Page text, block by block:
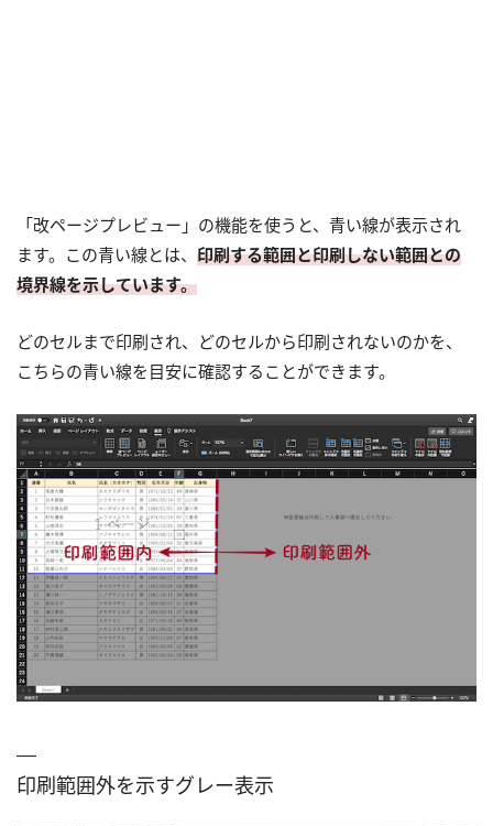
「改ページプレビュー」の機能を使うと、青い線が表示され
ます。この青い線とは、 印刷する範囲と印刷しない範囲との
境界線を示しています。
どのセルまで印刷され、どのセルから印刷されないのかを、
こちらの青い線を目安に確認することができます。
印刷範囲外を示すグレー表示